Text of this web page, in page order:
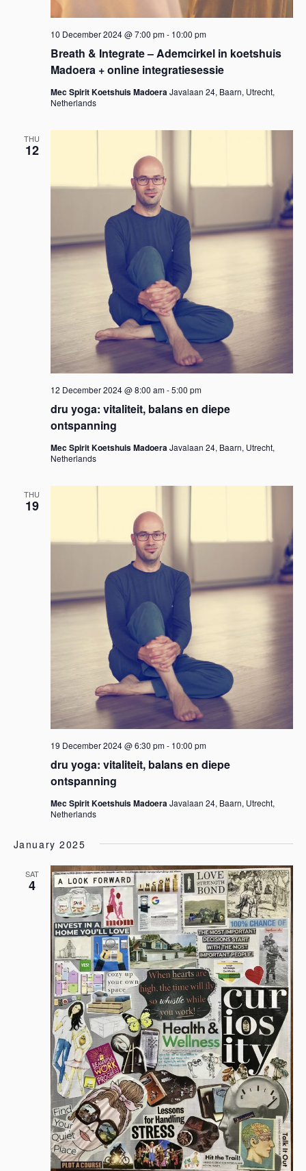
Breath & Integrate – Ademcirkel in koetshuis
Madoera + online integratiesessie
10 December 2024 @ 7:00 pm- 10:00 pm
Mec Spirit Koetshuis MadoeraJavalaan 24, Baarn, Utrecht,
Netherlands
THU
12
dru yoga: vitaliteit, balans en diepe
ontspanning
12 December 2024 @ 8:00 am-5:00 pm
Mec Spirit Koetshuis MadoeraJavalaan 24, Baarn, Utrecht,
Netherlands
THU
19
dru yoga: vitaliteit, balans en diepe
ontspanning
19 December 2024 @ 6:30 pm- 10:00 pm
Mec Spirit Koetshuis MadoeraJavalaan 24, Baarn, Utrecht,
Netherlands
January 2025
SAT
4